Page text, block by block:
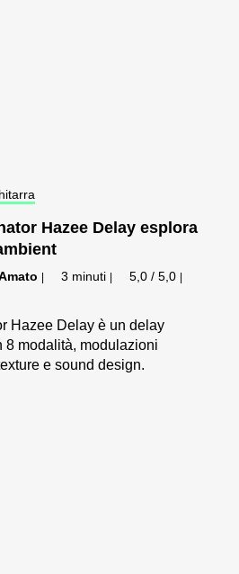
Hazee Delay esplora
| 3 minuti | 5,0 / 5,0 |
Hazee Delay è un delay
8 modalità, modulazioni
e sound design.